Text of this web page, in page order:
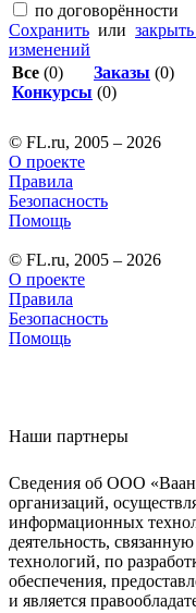
по договорённости
Сохранить или закрыть
изменений
Все (0) Заказы
Конкурсы (0)
© FL.ru, 2005 – 2026
О проекте
Правила
Безопасность
Помощь
© FL.ru, 2005 – 2026
О проекте
Правила
Безопасность
Помощь
Наши партнеры
Сведения об ООО
организаций,
информационных
деятельность,
технологий, по
обеспечения,
и является